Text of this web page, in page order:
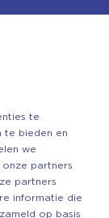
te
te bieden en
we
partners
partners
informatie die
op basis